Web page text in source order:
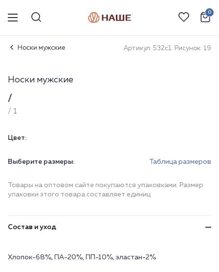
0
Носки мужские Артикул: 532с1. Рисунок: 19
Носки мужские
/
/ 1
Цвет:
Выберите размеры: Таблица размеров
Товары на оптовом сайте покупаются упаковками. Размер
упаковки этого товара составляет единиц
Состав и уход
Хлопок-68%, ПА-20%, ПП-10%, эластан-2%